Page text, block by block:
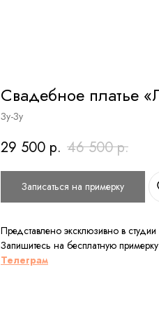
Свадебное платье
Зу-Зу
29 500 р. 46 500 р.
Записаться на примерку
Представлено эксклюзивно в
Запишитесь на бесплатную
Телеграм